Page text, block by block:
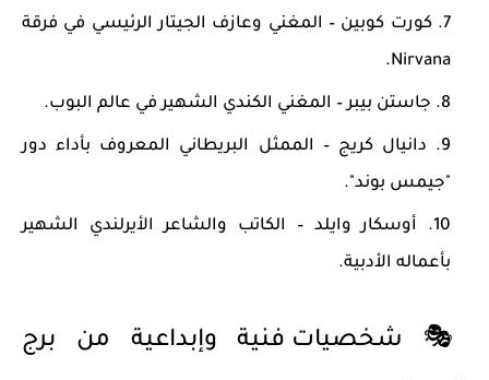
كورت كوبين – المغني وعازف الجيتار الرئيسي في فرقة
Nirvana.
جاستن بيبر– المغني الكندي الشهير في عالم البوب.
دانيال كريج – الممثل البريطاني المعروف بأداء دور
"جيمس بوند".
أوسكار وايلد – الكاتب والشاعر الأيرلندي الشهير
بأعماله الأدبية.
🎭
شخصيات فنية وإبداعية من برج